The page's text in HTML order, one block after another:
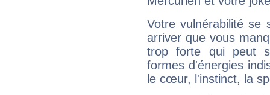
Votre vulnérabilité se
arriver que vous
trop forte qui peut
formes d'énergies
le cœur, l'instinct, la